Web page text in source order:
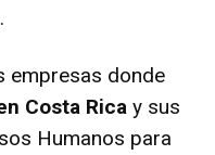
empresas donde
Costa Rica y sus
Humanos para